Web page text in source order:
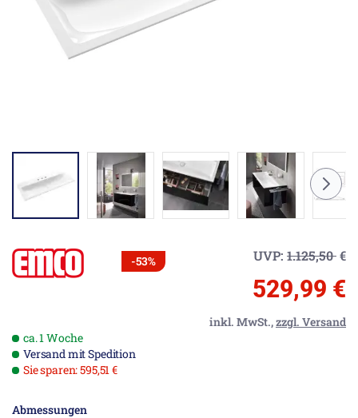
-53% UVP: 1.125,50€
529,99 €
inkl. MwSt.,zzgl. Versand
ca. 1 Woche
Versand mit Spedition
Sie sparen: 595,51 €
Abmessungen